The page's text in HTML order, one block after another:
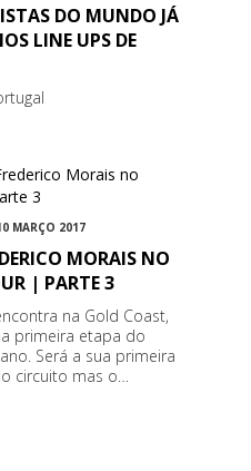
DO MUNDO JÁ
LINE UPS DE
MARÇO 2017
MORAIS NO
| PARTE 3
na Gold Coast,
primeira etapa do
Será a sua primeira
circuito mas o…